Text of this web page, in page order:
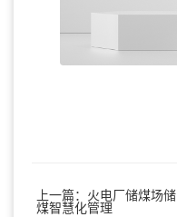
上一篇：火电厂储煤场储
煤智慧化管理